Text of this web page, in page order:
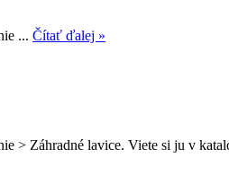
... Čítať ďalej »
> Záhradné lavice. Viete si ju v